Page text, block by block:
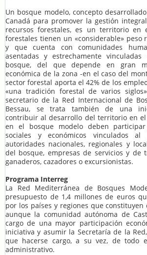
Un bosque modelo, concepto
Canadá para promover la gestión
recursos forestales, es un territorio en
forestales tienen un «considerable» peso
y que cuenta con comunidades
asentadas y estrechamente
bosque, del que depende en gran
económica de la zona -en el caso del
sector forestal aporta el 42% de los
«una tradición forestal de varios
secretario de la Red Internacional de
Bessau, se trata también de una
contribuir al desarrollo del territorio en el
en el bosque modelo deben
sociales y económicos vinculados al
autoridades nacionales, regionales y
del bosque, empresas de servicios y de
ganaderos, cazadores o excursionistas.
Programa Interreg
La Red Mediterránea de Bosques
presupuesto de 1,4 millones de euros
por los países y regiones que
aunque la comunidad autónoma de
cargo de una mayor participación
iniciativa y asumir la Secretaría de la
que hacerse cargo, a su vez, de todo
administrativo.